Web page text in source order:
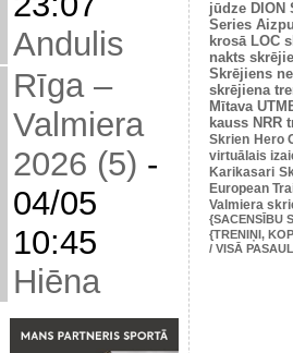
Andulis
Rīga –
Valmiera
2026 (5) -
04/05
10:45
Hiēna
jūdze DION
Series
krosā LOC
nakts
Skrējiens
skrējiena
Mītava
kauss NRR
Skrien Hero
virtuālais
Karikasari
European
Valmiera
{SACENSĪBU
{TRENIŅI,
/ VISĀ